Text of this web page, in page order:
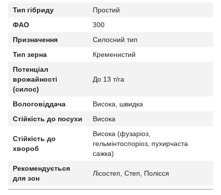
Тип гібриду
Простий
ФАО
300
Призначення
Силосний тип
Тип зерна
Кременистий
Потенціал
врожайності
(силос)
До 13 т/га
Вологовіддача
Висока, швидка
Стійкість до посухи
Висока
Стійкість до
хвороб
Висока (фузаріоз,
гельмінтоспоріоз, пухирчаста
сажка)
Рекомендується
для зон
Лісостеп, Степ, Полісся